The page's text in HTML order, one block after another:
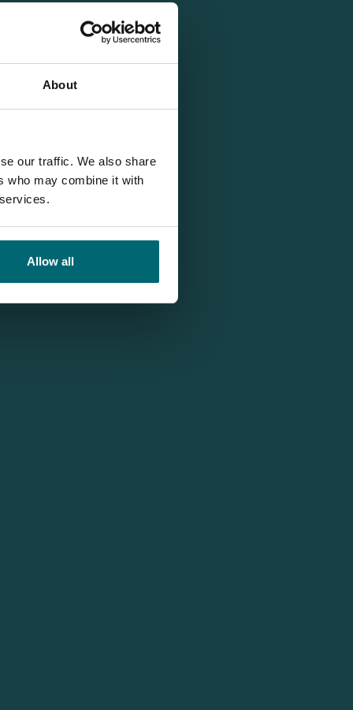
About
our traffic. We also share
who may combine it with
Allow all